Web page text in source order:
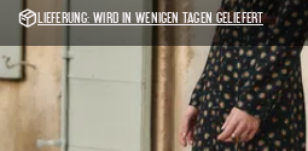
Lieferung: Wird in wenigen Tagen geliefert